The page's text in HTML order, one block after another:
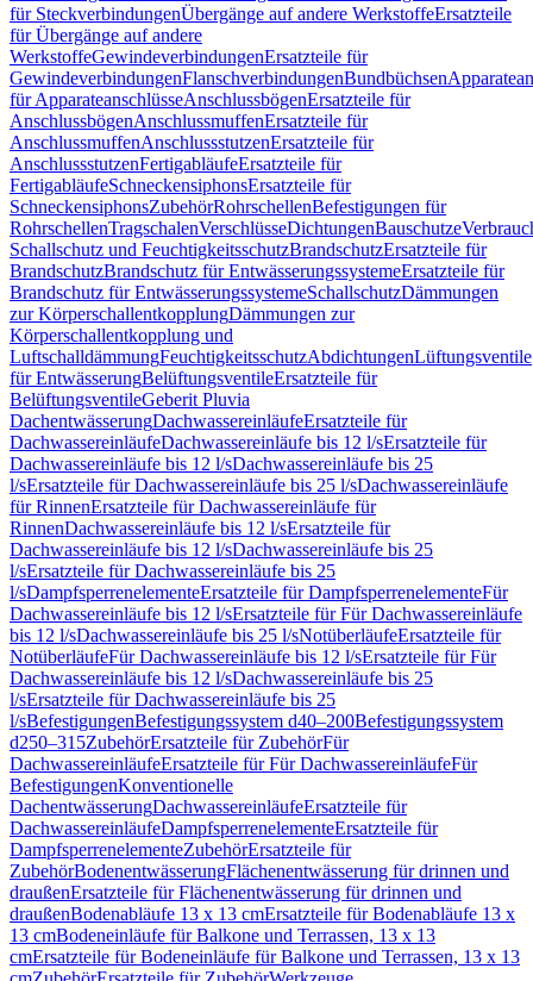
für SteckverbindungenÜbergänge auf andere WerkstoffeErsatzteile
für Übergänge auf andere
WerkstoffeGewindeverbindungenErsatzteile für
GewindeverbindungenFlanschverbindungenBundbüchsen
für ApparateanschlüsseAnschlussbögenErsatzteile für
AnschlussbögenAnschlussmuffenErsatzteile für
AnschlussmuffenAnschlussstutzenErsatzteile für
AnschlussstutzenFertigabläufeErsatzteile für
FertigabläufeSchneckensiphonsErsatzteile für
SchneckensiphonsZubehörRohrschellenBefestigungen für
RohrschellenTragschalenVerschlüsseDichtungenBauschutze
Schallschutz und FeuchtigkeitsschutzBrandschutzErsatzteile für
BrandschutzBrandschutz für EntwässerungssystemeErsatzteile für
Brandschutz für EntwässerungssystemeSchallschutzDämmungen
zur KörperschallentkopplungDämmungen zur
Körperschallentkopplung und
LuftschalldämmungFeuchtigkeitsschutzAbdichtungenLüftungsventile
für EntwässerungBelüftungsventileErsatzteile für
BelüftungsventileGeberit Pluvia
DachentwässerungDachwassereinläufeErsatzteile für
DachwassereinläufeDachwassereinläufe bis 12 l/sErsatzteile für
Dachwassereinläufe bis 12 l/sDachwassereinläufe bis 25
l/sErsatzteile für Dachwassereinläufe bis 25 l/sDachwassereinläufe
für RinnenErsatzteile für Dachwassereinläufe für
RinnenDachwassereinläufe bis 12 l/sErsatzteile für
Dachwassereinläufe bis 12 l/sDachwassereinläufe bis 25
l/sErsatzteile für Dachwassereinläufe bis 25
l/sDampfsperrenelementeErsatzteile für DampfsperrenelementeFür
Dachwassereinläufe bis 12 l/sErsatzteile für Für Dachwassereinläufe
bis 12 l/sDachwassereinläufe bis 25 l/sNotüberläufeErsatzteile für
NotüberläufeFür Dachwassereinläufe bis 12 l/sErsatzteile für Für
Dachwassereinläufe bis 12 l/sDachwassereinläufe bis 25
l/sErsatzteile für Dachwassereinläufe bis 25
l/sBefestigungenBefestigungssystem d40–200Befestigungssystem
d250–315ZubehörErsatzteile für ZubehörFür
DachwassereinläufeErsatzteile für Für DachwassereinläufeFür
BefestigungenKonventionelle
DachentwässerungDachwassereinläufeErsatzteile für
DachwassereinläufeDampfsperrenelementeErsatzteile für
DampfsperrenelementeZubehörErsatzteile für
ZubehörBodenentwässerungFlächenentwässerung für drinnen und
draußenErsatzteile für Flächenentwässerung für drinnen und
draußenBodenabläufe 13 x 13 cmErsatzteile für Bodenabläufe 13 x
13 cmBodeneinläufe für Balkone und Terrassen, 13 x 13
cmErsatzteile für Bodeneinläufe für Balkone und Terrassen, 13 x 13